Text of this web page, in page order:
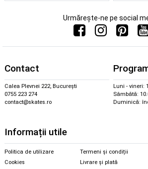
Urmărește-ne pe social
Contact
Calea Plevnei 222, București
0755 223 274
contact@skates.ro
Luni - vineri:
Sâmbătă:
Duminică:
Informații utile
Politica de utilizare
Cookies
Termeni și condiții
Livrare și plată